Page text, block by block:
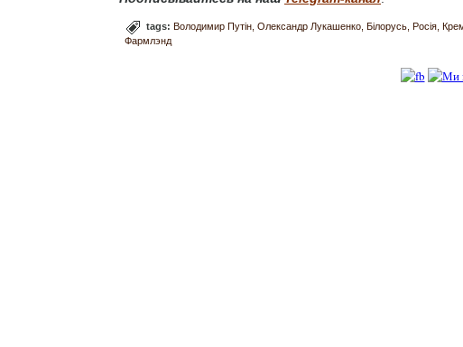
tags: Володимир Путін Олександр Лукашенко Білорусь Росія
Фармлэнд